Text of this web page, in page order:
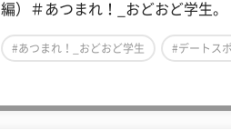
編）＃あつまれ！_おどおど学生。
#あつまれ！_おどおど学生 #デートス